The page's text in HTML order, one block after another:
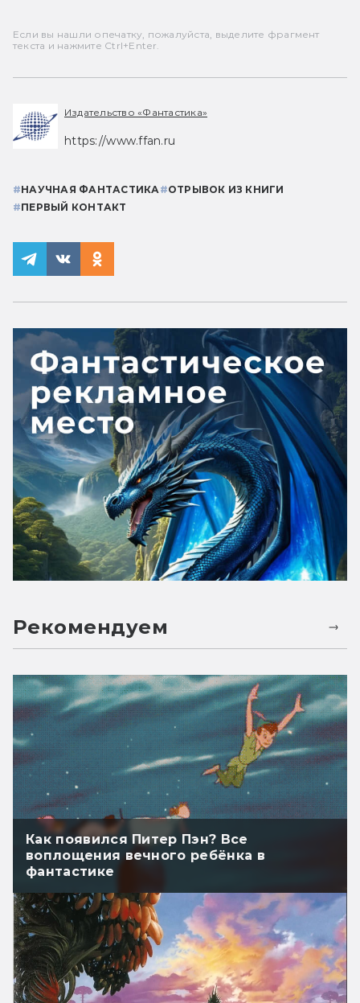
Если вы нашли опечатку, пожалуйста, выделите фрагмент
текста и нажмите Ctrl+Enter.
Издательство «Фантастика»
https://www.ffan.ru
#НАУЧНАЯ ФАНТАСТИКА#ОТРЫВОК ИЗ КНИГИ
#ПЕРВЫЙ КОНТАКТ
Рекомендуем
Как появился Питер Пэн? Все
воплощения вечного ребёнка в
фантастике